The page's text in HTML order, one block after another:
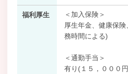
福利厚生
＜加入保険＞
厚生年金、健康保
務時間による)
＜通勤手当＞
有り(１５，０００